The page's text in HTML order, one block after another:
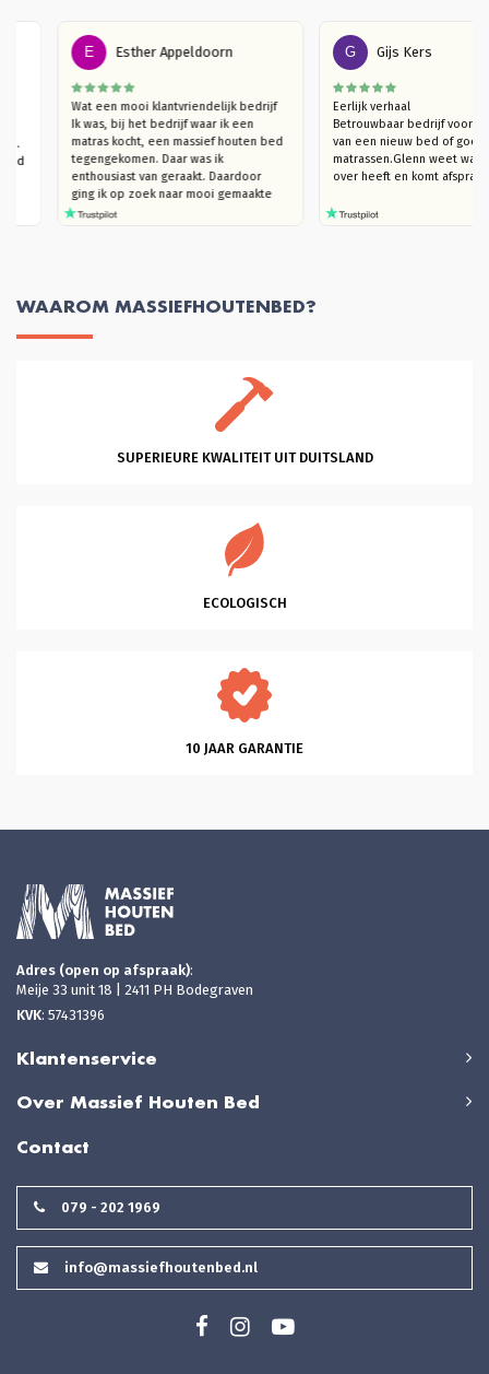
vind
E Esther Appeldoorn
Wat een mooi klantvriendelijk bedrijf
Ik was, bij het bedrijf waar ik een
matras kocht, een massief houten bed
tegengekomen. Daar was ik
enthousiast van geraakt. Daardoor
ging ik op zoek naar mooi gemaakte
houten bedden (die niet kraken). Ik
te ervaren. Ik trof een heel plezierige
verkoper Glenn die, hoera, je echt de
tijd geeft om rond te kijken en heel
totdat je helemaal achter je keuze kan
staan. Dat vond ik heel plezierig en
klantvriendelijk. Ik kon slagen met een
gekocht die heel coulant eerder
professionele hulp en vriendelijkheid
en klantgerichtheid, eentje die ik
zelden tegenkom. Heel Fijn. Succes
G Gijs Kers
Eerlijk verhaal
Betrouwbaar bedrijf
van een nieuw bed of
matrassen.Glenn weet
over heeft en komt
WAAROM MASSIEFHOUTENBED?
SUPERIEURE KWALITEIT UIT DUITSLAND
ECOLOGISCH
10 JAAR GARANTIE
Adres (open op afspraak):
Meije 33 unit 18 | 2411 PH Bodegraven
KVK: 57431396
Klantenservice
Over Massief Houten Bed
Contact
079 - 202 1969
info@massiefhoutenbed.nl